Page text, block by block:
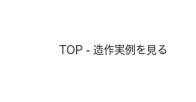
TOP - 造作実例を見る